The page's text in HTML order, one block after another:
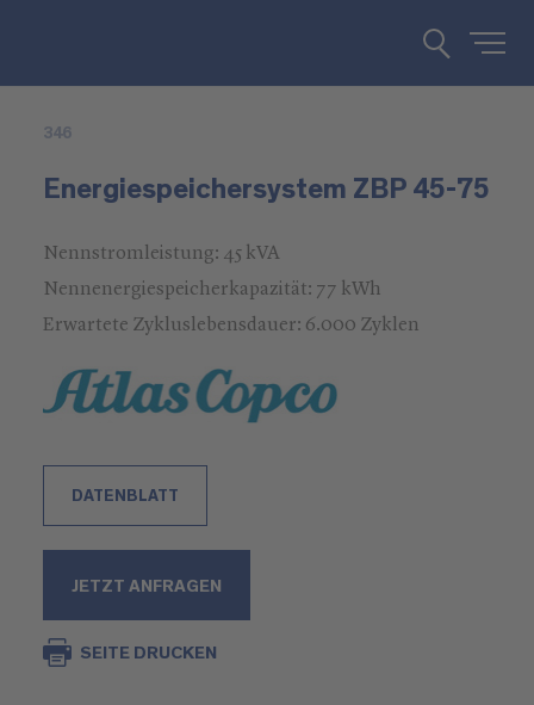
346
Energiespeichersystem ZBP 45-75
Nennstromleistung: 45 kVA
Nennenergiespeicherkapazität: 77 kWh
Erwartete Zykluslebensdauer: 6.000 Zyklen
DATENBLATT
JETZT ANFRAGEN
SEITE DRUCKEN